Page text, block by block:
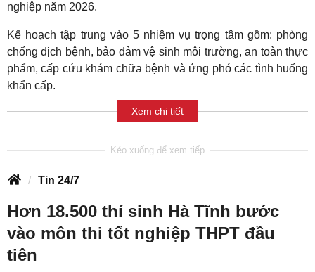
nghiệp năm 2026.
Kế hoạch tập trung vào 5 nhiệm vụ trọng tâm gồm: phòng
chống dịch bệnh, bảo đảm vệ sinh môi trường, an toàn thực
phẩm, cấp cứu khám chữa bệnh và ứng phó các tình huống
khẩn cấp.
Xem chi tiết
Tin 24/7
Hơn 18.500 thí sinh Hà Tĩnh bước
vào môn thi tốt nghiệp THPT đầu
tiên